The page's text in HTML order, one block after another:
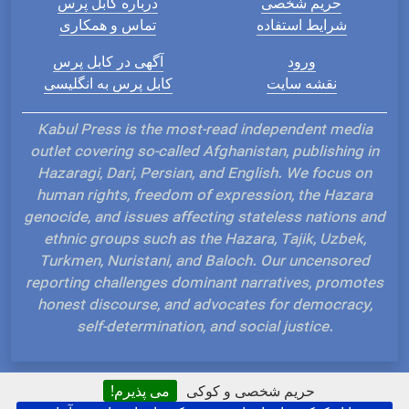
حریم شخصی و کوکی
می پذیرم!
تماس و همکاری
شرایط استفاده
آگهی در کابل پرس
کابل پرس به انگلیسی
ورود
نقشه سایت
Kabul Press is the most-read independent media
outlet covering so-called Afghanistan, publishing in
Hazaragi, Dari, Persian, and English. We focus on
human rights, freedom of expression, the Hazara
genocide, and issues affecting stateless nations and
ethnic groups such as the Hazara, Tajik, Uzbek,
Turkmen, Nuristani, and Baloch. Our uncensored
reporting challenges dominant narratives, promotes
honest discourse, and advocates for democracy,
self-determination, and social justice.